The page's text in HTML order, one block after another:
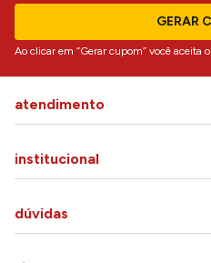
GERAR
Ao clicar em “Gerar cupom” você aceita
atendimento
institucional
dúvidas